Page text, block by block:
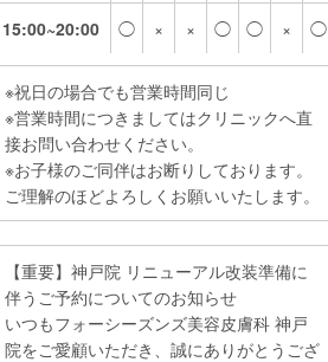
15:00~20:00 ◯ × × ◯ ◯ × ◯
※祝日の場合でも営業時間同じ
※営業時間につきましてはクリニックへ直
接お問い合わせください。
※お子様のご同伴はお断りしております。
ご理解のほどよろしくお願いいたします。
【重要】神戸院 リニューアル改装準備に
伴うご予約についてのお知らせ
いつもフォーシーズンズ美容皮膚科 神戸
院をご愛顧いただき、誠にありがとうござ